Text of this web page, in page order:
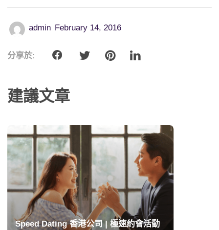
admin February 14, 2016
分享於:
建議文章
Speed Dating 香港公司 | 極速約會活動